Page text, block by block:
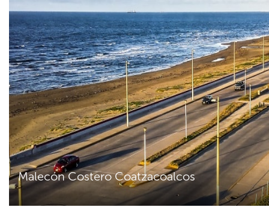
Malecón Costero Coatzacoalcos